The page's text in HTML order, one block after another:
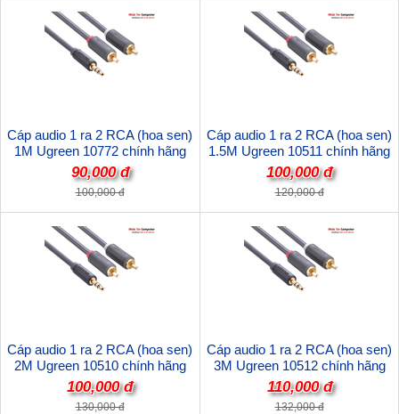
Cáp audio 1 ra 2 RCA (hoa sen)
1M Ugreen 10772 chính hãng
90,000 đ
100,000 đ
Cáp audio 1 ra 2 RCA (hoa sen)
1.5M Ugreen 10511 chính hãng
100,000 đ
120,000 đ
Cáp audio 1 ra 2 RCA (hoa sen)
2M Ugreen 10510 chính hãng
100,000 đ
130,000 đ
Cáp audio 1 ra 2 RCA (hoa sen)
3M Ugreen 10512 chính hãng
110,000 đ
132,000 đ